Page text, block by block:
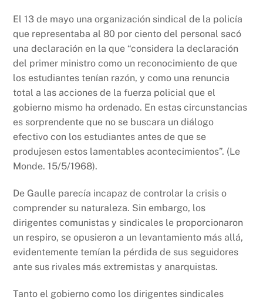
El 13 de mayo una organización sindical de la policía
que representaba al 80 por ciento del personal sacó
una declaración en la que “considera la declaración
del primer ministro como un reconocimiento de que
los estudiantes tenían razón, y como una renuncia
total a las acciones de la fuerza policial que el
gobierno mismo ha ordenado. En estas circunstancias
es sorprendente que no se buscara un diálogo
efectivo con los estudiantes antes de que se
produjesen estos lamentables acontecimientos”. (Le
Monde. 15/5/1968).
De Gaulle parecía incapaz de controlar la crisis o
comprender su naturaleza. Sin embargo, los
dirigentes comunistas y sindicales le proporcionaron
un respiro, se opusieron a un levantamiento más allá,
evidentemente temían la pérdida de sus seguidores
ante sus rivales más extremistas y anarquistas.
Tanto el gobierno como los dirigentes sindicales